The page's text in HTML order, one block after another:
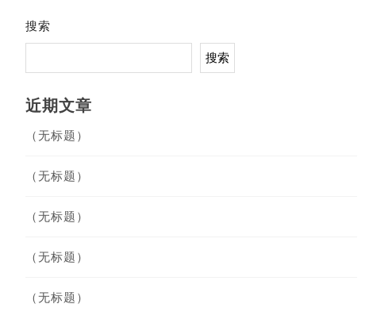
搜索
搜索
近期文章
（无标题）
（无标题）
（无标题）
（无标题）
（无标题）